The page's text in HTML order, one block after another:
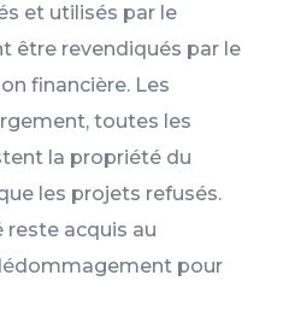
et utilisés par le
être revendiqués par le
financière. Les
toutes les
la propriété du
les projets refusés.
reste acquis au
pour